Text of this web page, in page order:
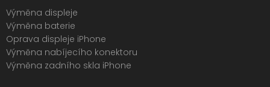
Výměna displeje
Výměna baterie
Oprava displeje iPhone
Výměna nabíjecího konektoru
Výměna zadního skla iPhone